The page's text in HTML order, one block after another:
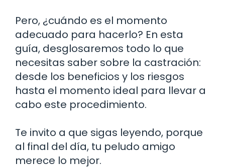
Pero, ¿cuándo es el momento
adecuado para hacerlo? En esta
guía, desglosaremos todo lo que
necesitas saber sobre la castración:
desde los beneficios y los riesgos
hasta el momento ideal para llevar a
cabo este procedimiento.
Te invito a que sigas leyendo, porque
al final del día, tu peludo amigo
merece lo mejor.